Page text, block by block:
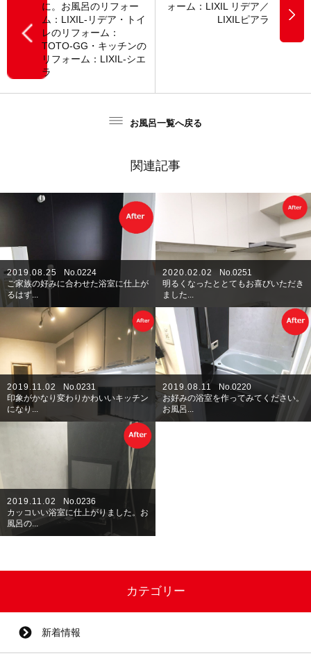
に。お風呂のリフォー
ム：LIXIL-リデア・トイ
レのリフォーム：
TOTO-GG・キッチンの
リフォーム：LIXIL-シエ
ラ
ォーム：LIXIL リデア／
LIXILピアラ
お風呂一覧へ戻る
関連記事
2019.08.25
No.0224
ご家族の好みに合わせた浴室に仕上が
るはず...
2020.02.02
No.0251
明るくなったととてもお喜びいただき
ました...
2019.11.02
No.0231
印象がかなり変わりかわいいキッチン
になり...
2019.08.11
No.0220
お好みの浴室を作ってみてください。
お風呂...
2019.11.02
No.0236
カッコいい浴室に仕上がりました。お
風呂の...
カテゴリー
新着情報